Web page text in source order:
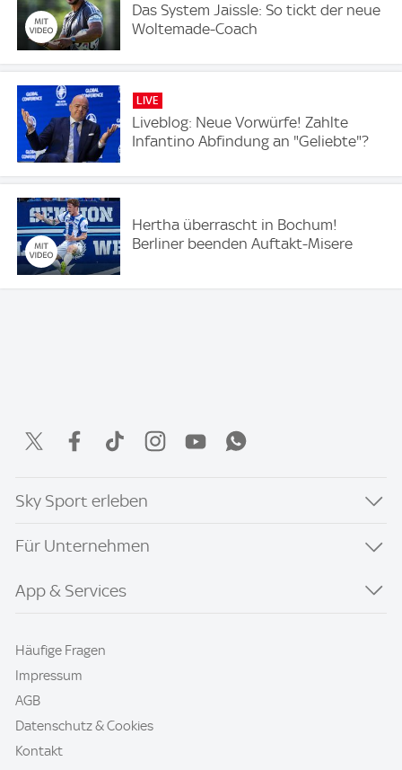
Das System Jaissle: So tickt der neue
Woltemade-Coach
LIVE
Liveblog: Neue Vorwürfe! Zahlte
Infantino Abfindung an "Geliebte"?
Hertha überrascht in Bochum!
Berliner beenden Auftakt-Misere
Sky Sport erleben
Für Unternehmen
App & Services
Häufige Fragen
Impressum
AGB
Datenschutz & Cookies
Kontakt